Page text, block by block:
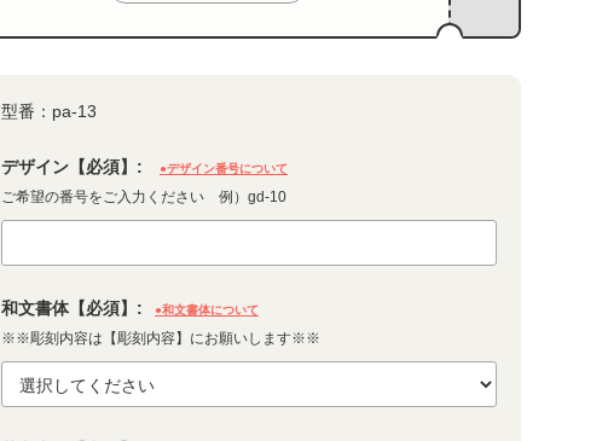
型番： pa-13
デザイン【必須】: ●デザイン番号について
ご希望の番号をご入力ください 例）gd-10
和文書体【必須】: ●和文書体について
※※彫刻内容は【彫刻内容】にお願いします※※